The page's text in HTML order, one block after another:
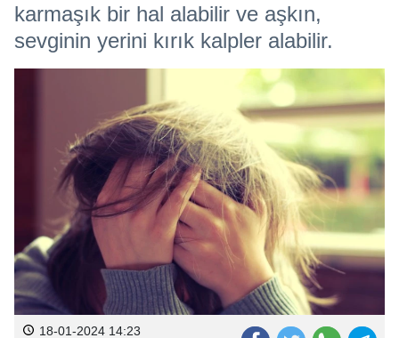
karmaşık bir hal alabilir ve aşkın,
sevginin yerini kırık kalpler alabilir.
18-01-2024 14:23